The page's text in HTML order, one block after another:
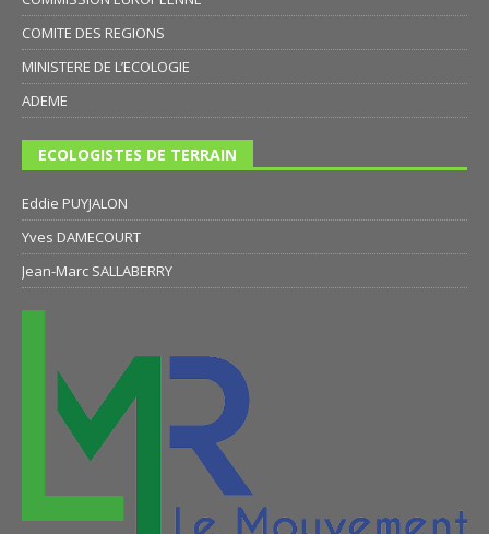
COMITE DES REGIONS
MINISTERE DE L’ECOLOGIE
ADEME
ECOLOGISTES DE TERRAIN
Eddie PUYJALON
Yves DAMECOURT
Jean-Marc SALLABERRY